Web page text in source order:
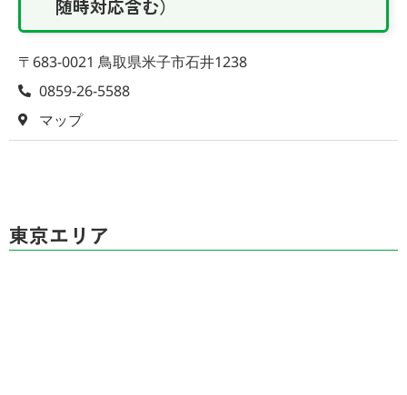
随時対応含む）
〒683-0021 鳥取県米子市石井1238
0859-26-5588
マップ
東京エリア